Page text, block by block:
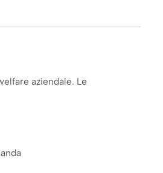
aziendale. Le